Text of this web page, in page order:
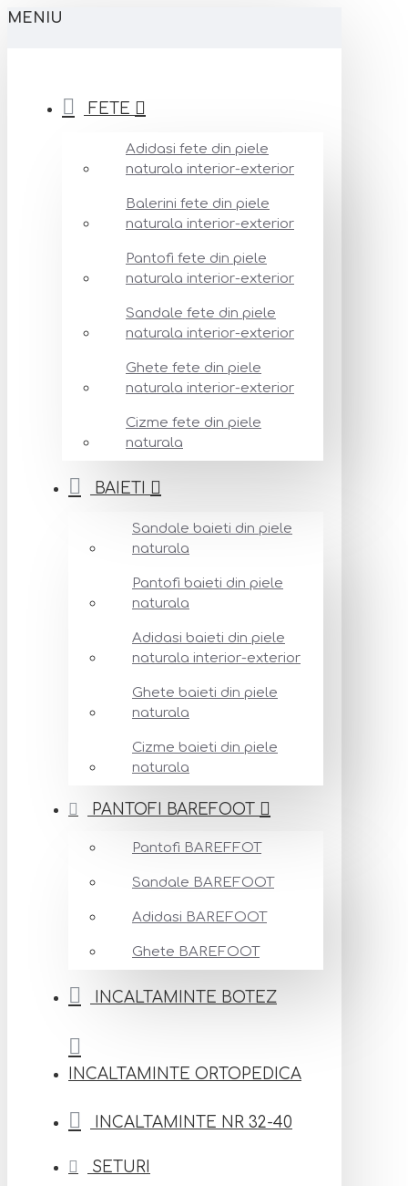
MENIU
FETE
Adidasi fete din piele
naturala interior-exterior
Balerini fete din piele
naturala interior-exterior
Pantofi fete din piele
naturala interior-exterior
Sandale fete din piele
naturala interior-exterior
Ghete fete din piele
naturala interior-exterior
Cizme fete din piele
naturala
BAIETI
Sandale baieti din piele
naturala
Pantofi baieti din piele
naturala
Adidasi baieti din piele
naturala interior-exterior
Ghete baieti din piele
naturala
Cizme baieti din piele
naturala
PANTOFI BAREFOOT
Pantofi BAREFFOT
Sandale BAREFOOT
Adidasi BAREFOOT
Ghete BAREFOOT
INCALTAMINTE BOTEZ
INCALTAMINTE ORTOPEDICA
INCALTAMINTE NR 32-40
SETURI